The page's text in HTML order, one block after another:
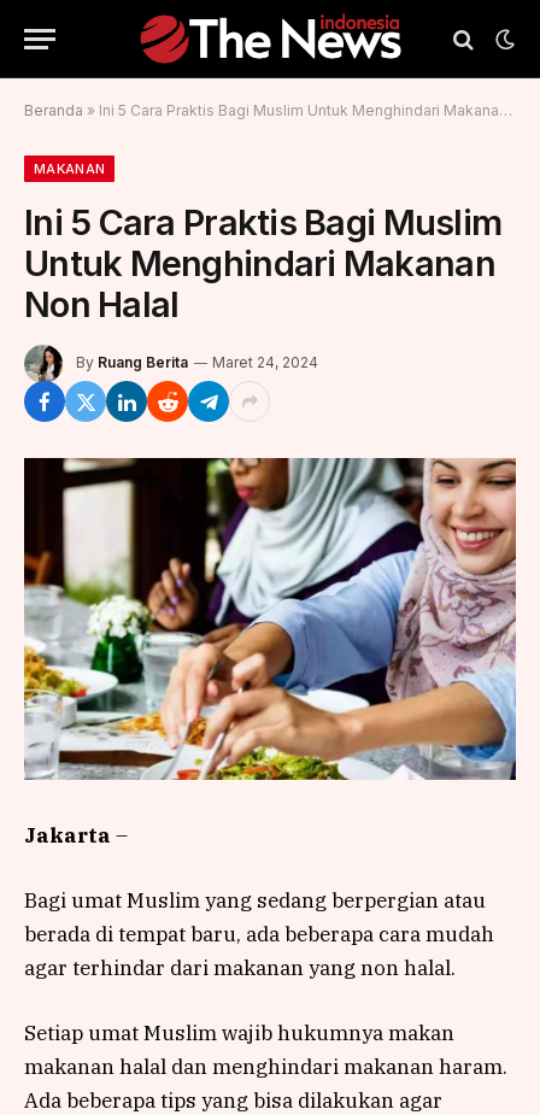
Beranda » Ini 5 Cara Praktis Bagi Muslim Untuk Menghindari Makanan Non Halal
MAKANAN
Ini 5 Cara Praktis Bagi Muslim
Untuk Menghindari Makanan
Non Halal
By Ruang Berita Maret 24, 2024
Jakarta –
Bagi umat Muslim yang sedang berpergian atau
berada di tempat baru, ada beberapa cara mudah
agar terhindar dari makanan yang non halal.
Setiap umat Muslim wajib hukumnya makan
makanan halal dan menghindari makanan haram.
Ada beberapa tips yang bisa dilakukan agar